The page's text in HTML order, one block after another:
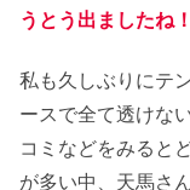
うとう出ましたね
私も久しぶりにテ
ースで全て透けな
コミなどをみると
が多い中、天馬さ